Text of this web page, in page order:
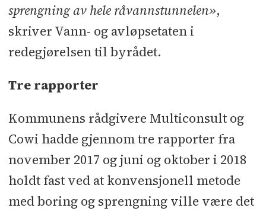
sprengning av hele råvannstunnelen»,
skriver Vann- og avløpsetaten i
redegjørelsen til byrådet.
Tre rapporter
Kommunens rådgivere Multiconsult og
Cowi hadde gjennom tre rapporter fra
november 2017 og juni og oktober i 2018
holdt fast ved at konvensjonell metode
med boring og sprengning ville være det